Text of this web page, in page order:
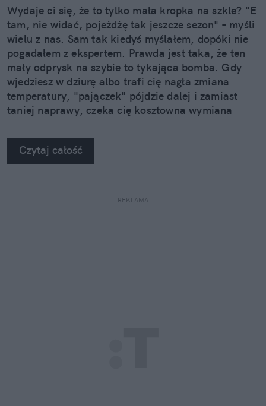
Wydaje ci się, że to tylko mała kropka na szkle? "E
tam, nie widać, pojeżdżę tak jeszcze sezon" – myśli
wielu z nas. Sam tak kiedyś myślałem, dopóki nie
pogadałem z ekspertem. Prawda jest taka, że ten
mały odprysk na szybie to tykająca bomba. Gdy
wjedziesz w dziurę albo trafi cię nagła zmiana
temperatury, "pajączek" pójdzie dalej i zamiast
taniej naprawy, czeka cię kosztowna wymiana
na własne oczy zobaczyć, jak profesjonaliści radzą
sobie z takimi uszkodzeniami.
Czytaj całość
REKLAMA